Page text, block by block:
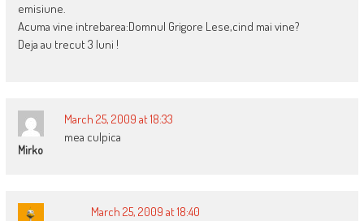
emisiune.
Acuma vine intrebarea:Domnul Grigore Lese,cind mai vine?
Deja au trecut 3 luni !
Mirko
March 25, 2009 at 18:33
mea culpica
March 25, 2009 at 18:40